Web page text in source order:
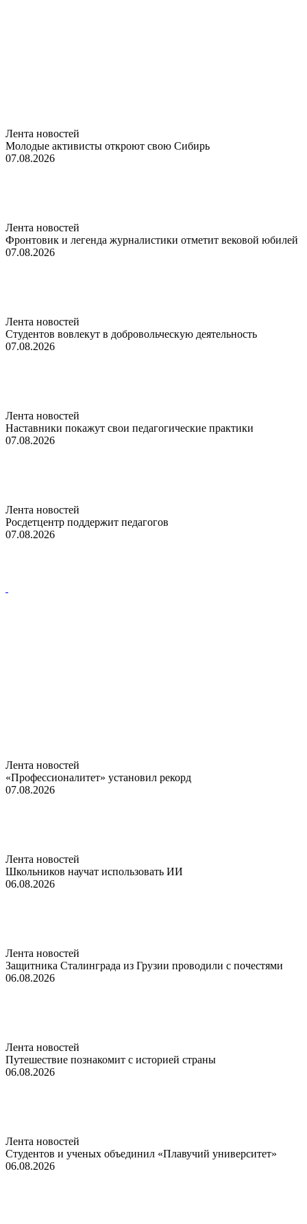
Лента новостей
Молодые активисты откроют свою Сибирь
07.08.2026
Лента новостей
Фронтовик и легенда журналистики отметит вековой юбилей
07.08.2026
Лента новостей
Студентов вовлекут в добровольческую деятельность
07.08.2026
Лента новостей
Наставники покажут свои педагогические практики
07.08.2026
Лента новостей
Росдетцентр поддержит педагогов
07.08.2026
Лента новостей
«Профессионалитет» установил рекорд
07.08.2026
Лента новостей
Школьников научат использовать ИИ
06.08.2026
Лента новостей
Защитника Сталинграда из Грузии проводили с почестями
06.08.2026
Лента новостей
Путешествие познакомит с историей страны
06.08.2026
Лента новостей
Студентов и ученых объединил «Плавучий университет»
06.08.2026